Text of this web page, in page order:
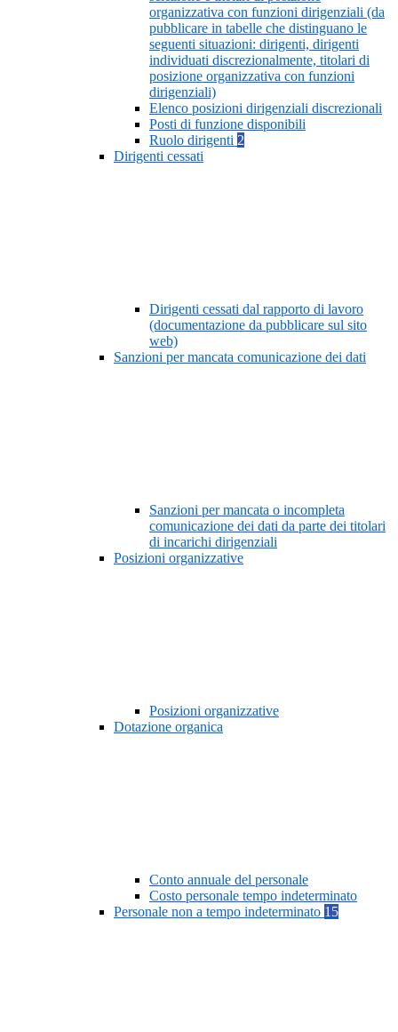
organizzativa con funzioni dirigenziali (da
pubblicare in tabelle che distinguano le
seguenti situazioni: dirigenti, dirigenti
individuati discrezionalmente, titolari di
posizione organizzativa con funzioni
dirigenziali)
Elenco posizioni dirigenziali discrezionali
Posti di funzione disponibili
Ruolo dirigenti 2
Dirigenti cessati
Dirigenti cessati dal rapporto di lavoro
(documentazione da pubblicare sul sito
web)
Sanzioni per mancata comunicazione dei dati
Sanzioni per mancata o incompleta
comunicazione dei dati da parte dei titolari
di incarichi dirigenziali
Posizioni organizzative
Posizioni organizzative
Dotazione organica
Conto annuale del personale
Costo personale tempo indeterminato
Personale non a tempo indeterminato 15